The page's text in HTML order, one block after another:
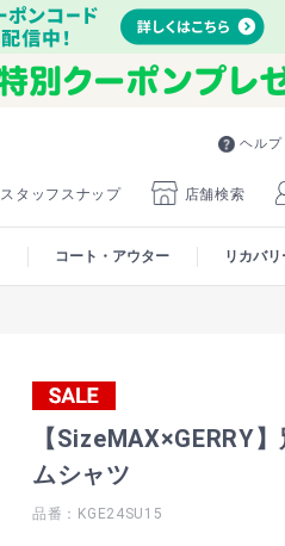
ヘルプ
スタッフスナップ 店舗検索
コート・アウター リカバ
【SizeMAX×GERRY
ムシャツ
品番：KGE24SU15